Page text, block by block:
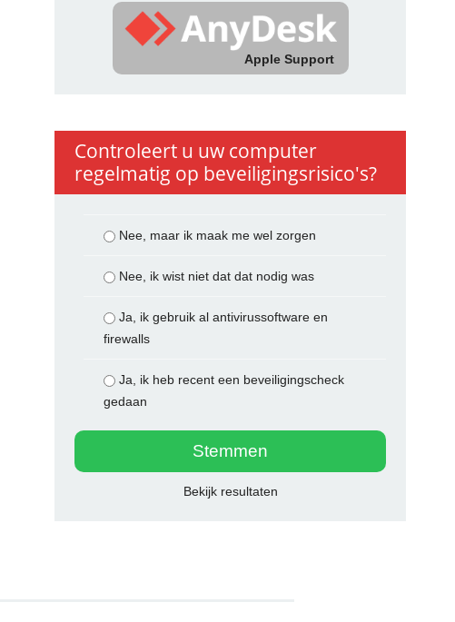
Apple Support
Controleert u uw computer
regelmatig op beveiligingsrisico's?
Nee, maar ik maak me wel zorgen
Nee, ik wist niet dat dat nodig was
Ja, ik gebruik al antivirussoftware en
firewalls
Ja, ik heb recent een beveiligingscheck
gedaan
Bekijk resultaten